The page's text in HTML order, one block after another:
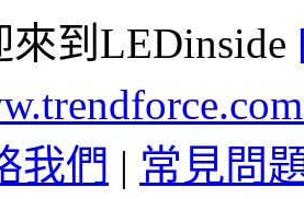
到LEDinside
我們 | 常見問